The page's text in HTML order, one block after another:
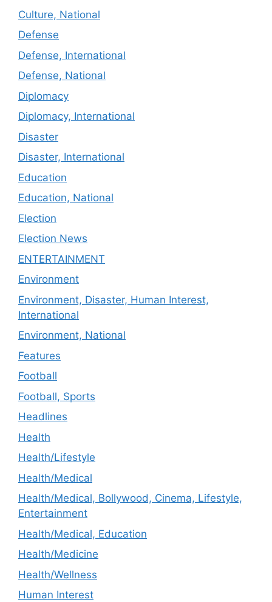
Culture, National
Defense
Defense, International
Defense, National
Diplomacy
Diplomacy, International
Disaster
Disaster, International
Education
Education, National
Election
Election News
ENTERTAINMENT
Environment
Environment, Disaster, Human Interest,
International
Environment, National
Features
Football
Football, Sports
Headlines
Health
Health/Lifestyle
Health/Medical
Health/Medical, Bollywood, Cinema, Lifestyle,
Entertainment
Health/Medical, Education
Health/Medicine
Health/Wellness
Human Interest